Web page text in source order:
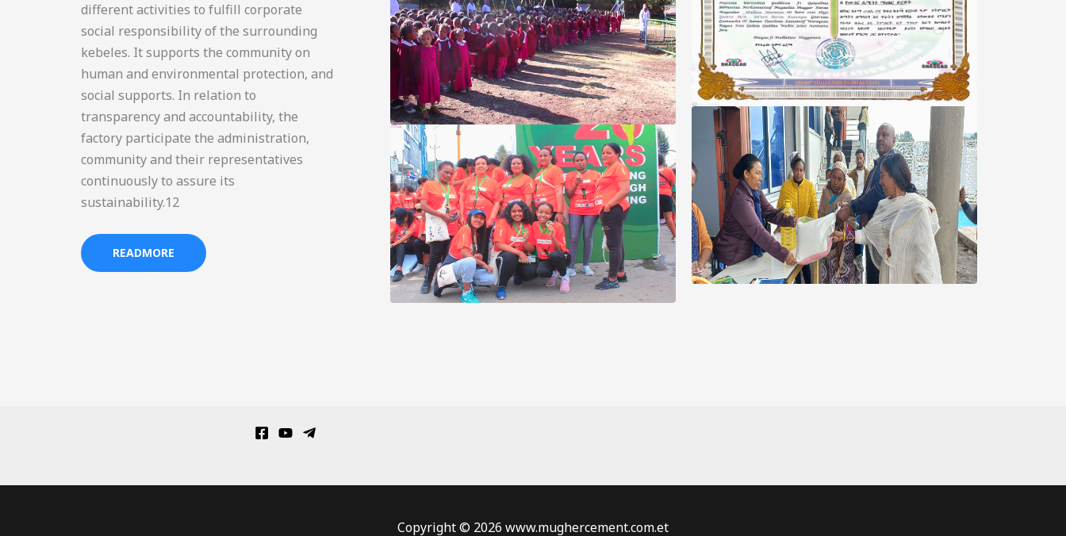
different activities to fulfill corporate
social responsibility of the surrounding
kebeles. It supports the community on
human and environmental protection, and
social supports. In relation to
transparency and accountability, the
factory participate the administration,
community and their representatives
continuously to assure its
sustainability.12
READMORE
Copyright © 2026 www.mughercement.com.et